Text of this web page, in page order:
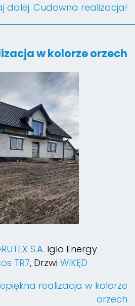
dalej: Cudowna realizacja!
w kolorze orzech
S.A. Iglo Energy
TR7, Drzwi WIKĘD
realizacja w kolorze
orzech